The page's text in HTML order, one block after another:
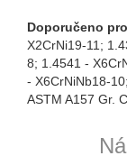
Doporučeno
X2CrNi19-11;
8; 1.4541 -
- X6CrNiNb18-
ASTM A157 Gr.